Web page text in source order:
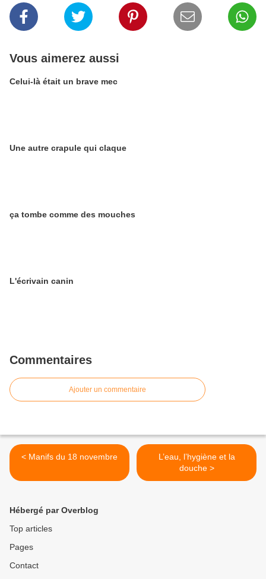
Vous aimerez aussi
Celui-là était un brave mec
Une autre crapule qui claque
ça tombe comme des mouches
L'écrivain canin
Commentaires
Ajouter un commentaire
< Manifs du 18 novembre
L’eau, l’hygiène et la
douche >
Hébergé par Overblog
Top articles
Pages
Contact